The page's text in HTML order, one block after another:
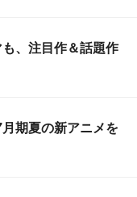
、注目作＆話題作
月期夏の新アニメを